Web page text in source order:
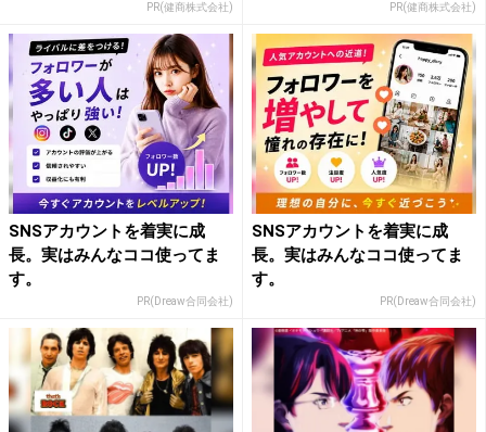
PR(健商株式会社) PR(健商株式会社)
SNSアカウントを着実に成
長。実はみんなココ使ってま
す。
PR(Dreaw合同会社)
SNSアカウントを着実に成
長。実はみんなココ使ってま
す。
PR(Dreaw合同会社)